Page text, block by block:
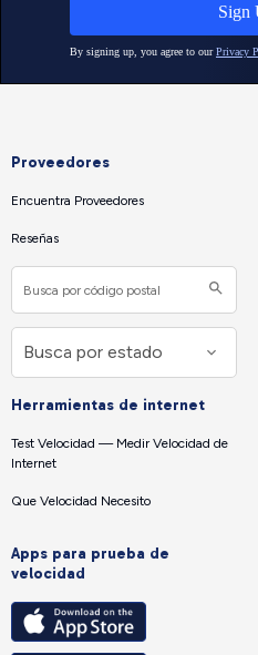
Proveedores
Encuentra Proveedores
Reseñas
Herramientas de internet
Test Velocidad — Medir Velocidad de
Internet
Que Velocidad Necesito
Apps para prueba de
velocidad